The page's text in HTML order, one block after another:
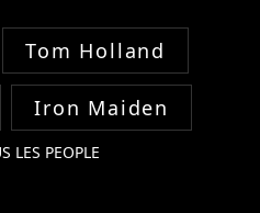
Tom Holland
Iron Maiden
LES PEOPLE